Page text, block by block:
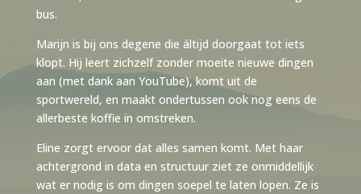
bus.
Marijn is bij ons degene die áltijd doorgaat tot iets
klopt. Hij leert zichzelf zonder moeite nieuwe dingen
aan (met dank aan YouTube), komt uit de
sportwereld, en maakt ondertussen ook nog eens de
allerbeste koffie in omstreken.
Eline zorgt ervoor dat alles samen komt. Met haar
achtergrond in data en structuur ziet ze onmiddellijk
wat er nodig is om dingen soepel te laten lopen. Ze is